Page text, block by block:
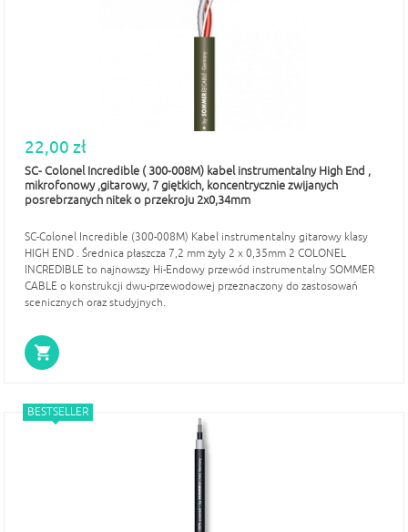
22,00 zł
SC- Colonel Incredible ( 300-008M) kabel instrumentalny High End ,
mikrofonowy ,gitarowy, 7 giętkich, koncentrycznie zwijanych
posrebrzanych nitek o przekroju 2x0,34mm
SC-Colonel Incredible (300-008M) Kabel instrumentalny gitarowy klasy
HIGH END . Średnica płaszcza 7,2 mm żyły 2 x 0,35mm 2 COLONEL
INCREDIBLE to najnowszy Hi-Endowy przewód instrumentalny SOMMER
CABLE o konstrukcji dwu-przewodowej przeznaczony do zastosowań
scenicznych oraz studyjnych.
BESTSELLER